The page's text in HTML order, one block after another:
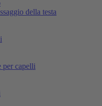
della testa
per capelli